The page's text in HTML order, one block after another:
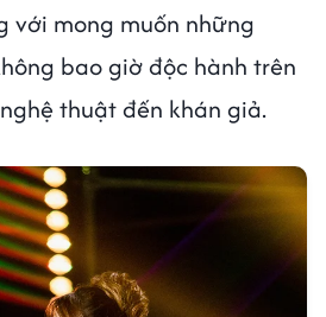
với mong muốn những
bao giờ độc hành trên
thuật đến khán giả.